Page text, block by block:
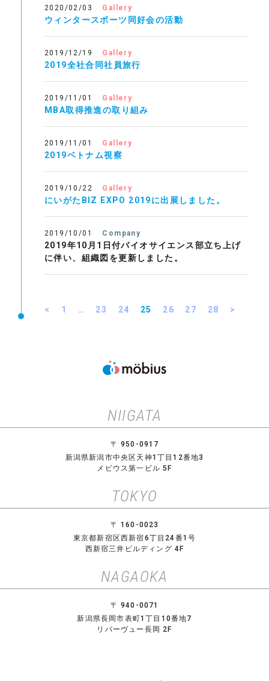
2020/02/03 Gallery
ウィンタースポーツ同好会の活動
2019/12/19 Gallery
2019全社合同社員旅行
2019/11/01 Gallery
MBA取得推進の取り組み
2019/11/01 Gallery
2019ベトナム視察
2019/10/22 Gallery
にいがたBIZ EXPO 2019に出展しました。
2019/10/01 Company
2019年10月1日付バイオサイエンス部立ち上げ
に伴い、組織図を更新しました。
< 1 … 23 24 25 26 27 28 >
NIIGATA
〒 950-0917
新潟県新潟市中央区天神1丁目12番地3
メビウス第一ビル 5F
TOKYO
〒 160-0023
東京都新宿区西新宿6丁目24番1号
西新宿三井ビルディング 4F
NAGAOKA
〒 940-0071
新潟県長岡市表町1丁目10番地7
リバーヴュー長岡 2F